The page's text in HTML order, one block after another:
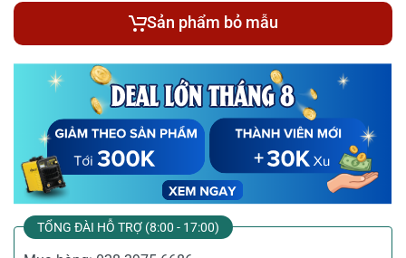
Sản phẩm bỏ mẫu
TỔNG ĐÀI HỖ TRỢ (8:00 - 17:00)